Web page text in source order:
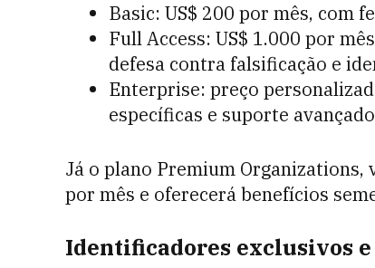
Basic: US$ 200 por mês, com
Full Access: US$ 1.000 por
defesa contra falsificação e
Enterprise: preço
específicas e suporte
Já o plano Premium Organizations,
por mês e oferecerá benefícios
Identificadores exclusivos